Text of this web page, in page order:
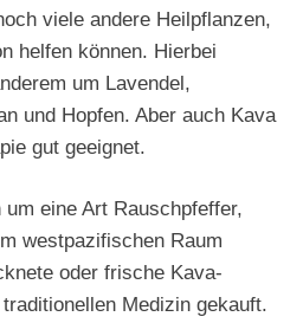
viele andere Heilpflanzen,
helfen können. Hierbei
um Lavendel,
und Hopfen. Aber auch Kava
gut geeignet.
eine Art Rauschpfeffer,
westpazifischen Raum
oder frische Kava-
Medizin gekauft.